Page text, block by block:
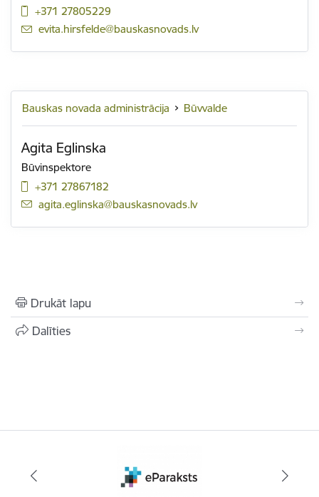
+371 27805229
E-pasts:
evita.hirsfelde@bauskasnovads.lv
Bauskas novada administrācija Būvvalde
Agita Eglinska
Būvinspektore
+371 27867182
E-pasts:
agita.eglinska@bauskasnovads.lv
Drukāt lapu
Dalīties